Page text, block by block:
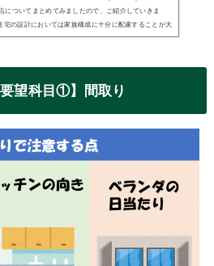
についてまとめてみましたので、ご紹介していきま
宅の設計においては家族構成に十分に配慮することが大
要望科目①】間取り